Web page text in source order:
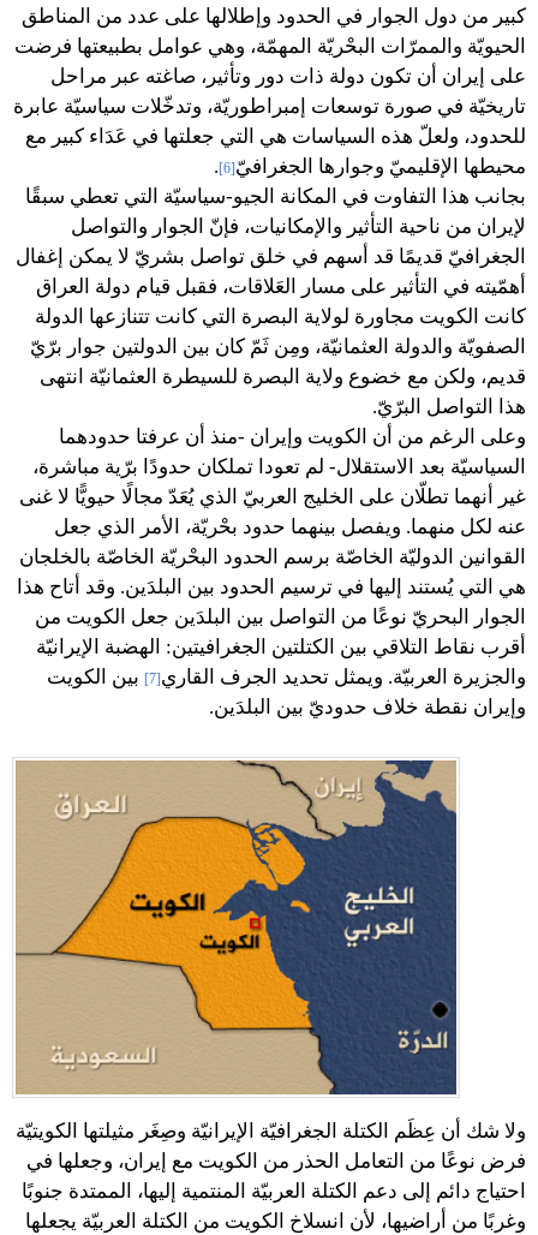
كبير من دول الجوار في الحدود وإطلالها على عدد من المناطق
الحيويّة والممرّات البحْريّة المهمّة، وهي عوامل بطبيعتها فرضت
على إيران أن تكون دولة ذات دور وتأثير، صاغته عبر مراحل
تاريخيّة في صورة توسعات إمبراطوريّة، وتدخّلات سياسيّة عابرة
للحدود، ولعلّ هذه السياسات هي التي جعلتها في عَدَاء كبير مع
محيطها الإقليميّ وجوارها الجغرافيّ [6]
.
بجانب هذا التفاوت في المكانة الجيو-سياسيّة التي تعطي سبقًا
لإيران من ناحية التأثير والإمكانيات، فإنّ الجوار والتواصل
الجغرافيّ قديمًا قد أسهم في خلق تواصل بشريّ لا يمكن إغفال
أهمّيته في التأثير على مسار العَلاقات، فقبل قيام دولة العراق
كانت الكويت مجاورة لولاية البصرة التي كانت تتنازعها الدولة
الصفويّة والدولة العثمانيّة، ومِن ثَمّ كان بين الدولتين جوار برّيّ
قديم، ولكن مع خضوع ولاية البصرة للسيطرة العثمانيّة انتهى
هذا التواصل البرّيّ.
وعلى الرغم من أن الكويت وإيران -منذ أن عرفتا حدودهما
السياسيّة بعد الاستقلال- لم تعودا تملكان حدودًا برّية مباشرة،
غير أنهما تطلّان على الخليج العربيّ الذي يُعَدّ مجالًا حيويًّا لا غنى
عنه لكل منهما. ويفصل بينهما حدود بحْريّة، الأمر الذي جعل
القوانين الدوليّة الخاصّة برسم الحدود البحْريّة الخاصّة بالخلجان
هي التي يُستند إليها في ترسيم الحدود بين البلدَين. وقد أتاح هذا
الجوار البحريّ نوعًا من التواصل بين البلدَين جعل الكويت من
أقرب نقاط التلاقي بين الكتلتين الجغرافيتين: الهضبة الإيرانيّة
والجزيرة العربيّة. ويمثل تحديد الجرف القاري [7]
بين الكويت
وإيران نقطة خلاف حدوديّ بين البلدَين.
ولا شك أن عِظَم الكتلة الجغرافيّة الإيرانيّة وصِغَر مثيلتها الكويتيّة
فرض نوعًا من التعامل الحذر من الكويت مع إيران، وجعلها في
احتياج دائم إلى دعم الكتلة العربيّة المنتمية إليها، الممتدة جنوبًا
وغربًا من أراضيها، لأن انسلاخ الكويت من الكتلة العربيّة يجعلها